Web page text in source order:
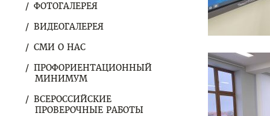
ФОТОГАЛЕРЕЯ
ВИДЕОГАЛЕРЕЯ
СМИ О НАС
ПРОФОРИЕНТАЦИОННЫЙ
МИНИМУМ
ВСЕРОССИЙСКИЕ
ПРОВЕРОЧНЫЕ РАБОТЫ